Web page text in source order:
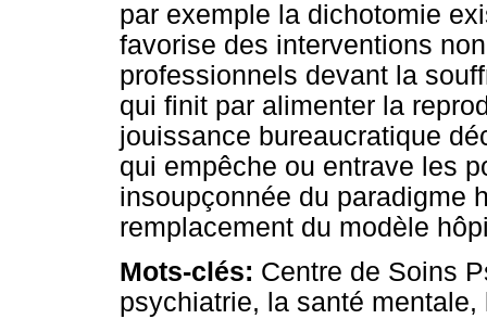
par exemple la dichotomie
favorise des interventions
professionnels devant la
qui finit par alimenter la
jouissance bureaucratique
qui empêche ou entrave les
insoupçonnée du paradigme
remplacement du modèle
Mots-clés: Centre de Soins
psychiatrie, la santé